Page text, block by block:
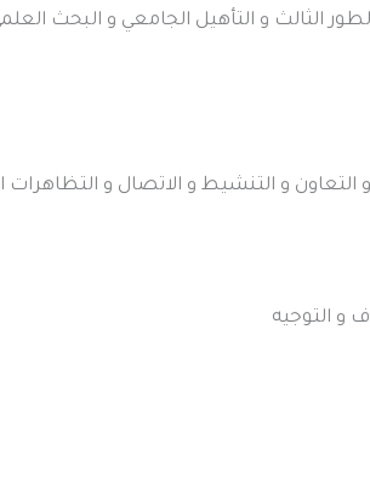
الثالث و التأهيل الجامعي و البحث
التعاون و التنشيط و الاتصال و التظاهرات
و التوجيه